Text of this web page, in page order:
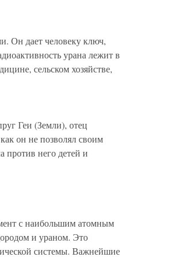
Он дает человеку ключ,
урана лежит в
сельском хозяйстве,
Геи (Земли), отец
он не позволял своим
против него детей и
с наибольшим атомным
и ураном. Это
системы. Важнейшие